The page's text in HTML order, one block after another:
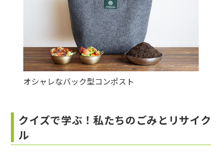
オシャレなバック型コンポスト
クイズで学ぶ！私たちのごみとリサイク
ル